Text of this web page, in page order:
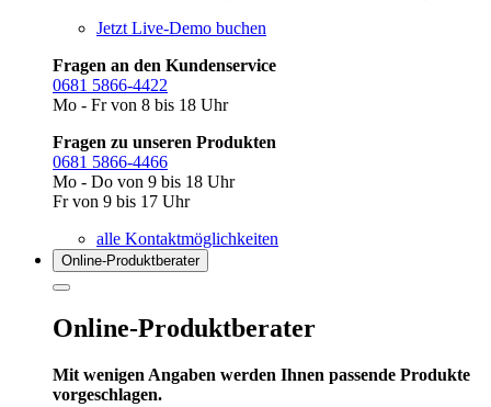
Jetzt Live-Demo buchen
Fragen an den Kundenservice
0681 5866-4422
Mo - Fr von 8 bis 18 Uhr
Fragen zu unseren Produkten
0681 5866-4466
Mo - Do von 9 bis 18 Uhr
Fr von 9 bis 17 Uhr
alle Kontaktmöglichkeiten
Online-Produkt­berater
Online-Produktberater
Mit wenigen Angaben werden Ihnen passende Produkte
vorgeschlagen.